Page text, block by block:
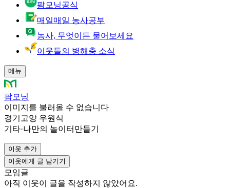
팜모닝공식
매일매일 농사공부
농사, 무엇이든 물어보세요
이웃들의 병해충 소식
메뉴
팜모닝
이미지를 불러올 수 없습니다
경기고양 우원식
기타·나만의 놀이터만들기
이웃 추가
이웃에게 글 남기기
모임글
아직 이웃이 글을 작성하지 않았어요.